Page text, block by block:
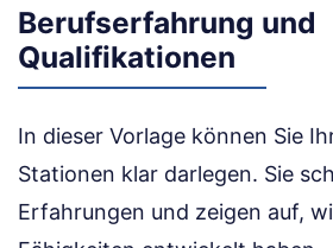
Berufserfahrung und
Qualifikationen
In dieser Vorlage können Sie
Stationen klar darlegen. Sie
Erfahrungen und zeigen auf,